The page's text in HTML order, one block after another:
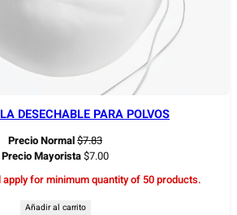
DESECHABLE PARA POLVOS
Precio Normal$7.83
Precio Mayorista$7.00
for minimum quantity of 50 products.
Añadir al carrito